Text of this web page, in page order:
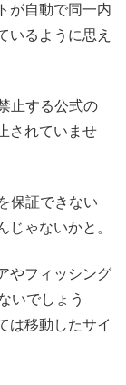
が自動で同一内
いるように思え
止する公式の
されていませ
保証できない
じゃないかと。
やフィッシング
いでしょう
は移動したサイ